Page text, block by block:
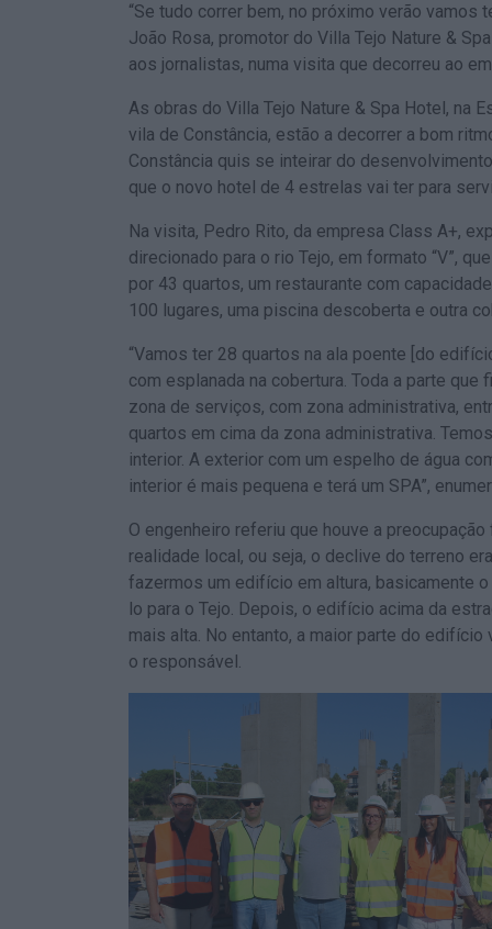
“Se tudo correr bem, no próximo verão vamos
João Rosa, promotor do Villa Tejo Nature &
aos jornalistas, numa visita que decorreu ao
As obras do Villa Tejo Nature & Spa Hotel, na
vila de Constância, estão a decorrer a bom
Constância quis se inteirar do
que o novo hotel de 4 estrelas vai ter para
Na visita, Pedro Rito, da empresa Class A+,
direcionado para o rio Tejo, em formato “V”,
por 43 quartos, um restaurante com
100 lugares, uma piscina descoberta e outra
“Vamos ter 28 quartos na ala poente [do
com esplanada na cobertura. Toda a parte que
zona de serviços, com zona administrativa,
quartos em cima da zona administrativa.
interior. A exterior com um espelho de água
interior é mais pequena e terá um SPA”,
O engenheiro referiu que houve a
realidade local, ou seja, o declive do terreno
fazermos um edifício em altura, basicamente
lo para o Tejo. Depois, o edifício acima da
mais alta. No entanto, a maior parte do edifício
o responsável.